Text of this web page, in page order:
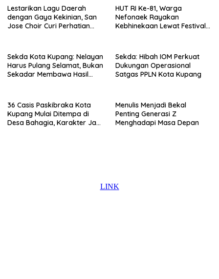
Lestarikan Lagu Daerah
dengan Gaya Kekinian, San
Jose Choir Curi Perhatian
HUT RI Ke-81, Warga
Nefonaek Rayakan
Kebhinekaan Lewat Festival
Sekda Kota Kupang: Nelayan
Harus Pulang Selamat, Bukan
Sekadar Membawa Hasil
Sekda: Hibah IOM Perkuat
Dukungan Operasional
Satgas PPLN Kota Kupang
36 Casis Paskibraka Kota
Kupang Mulai Ditempa di
Desa Bahagia, Karakter Jadi
Menulis Menjadi Bekal
Penting Generasi Z
Menghadapi Masa Depan